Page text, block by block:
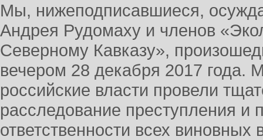
Мы, нижеподписавшиеся,
Андрея Рудомахy и членов
Северному Кавказу»,
вечером 28 декабря 2017 года.
российские власти провели
расследование преступления и
ответственности всех виновных